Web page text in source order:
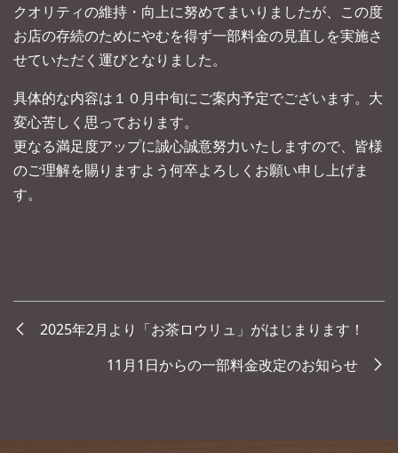
クオリティの維持・向上に努めてまいりましたが、この度
お店の存続のためにやむを得ず一部料金の見直しを実施さ
せていただく運びとなりました。
具体的な内容は１０月中旬にご案内予定でございます。大
変心苦しく思っております。
更なる満足度アップに誠心誠意努力いたしますので、皆様
のご理解を賜りますよう何卒よろしくお願い申し上げま
す。
2025年2月より「お茶ロウリュ」がはじまります！
11月1日からの一部料金改定のお知らせ